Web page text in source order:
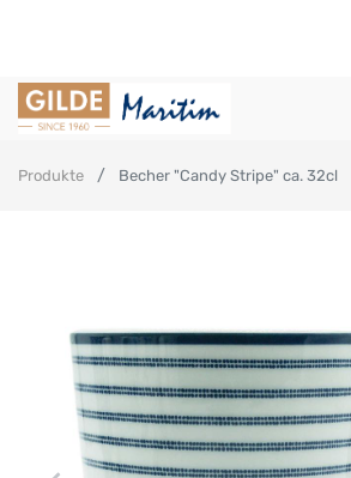
Produkte Becher "Candy Stripe" ca. 32cl